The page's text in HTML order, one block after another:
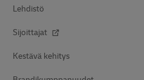
Lehdistö
Sijoittajat
Kestävä kehitys